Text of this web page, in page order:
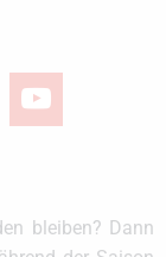
youtube
bleiben? Dann